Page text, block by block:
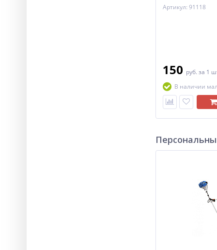
Артикул: 91118
150 руб. за 1
В наличии